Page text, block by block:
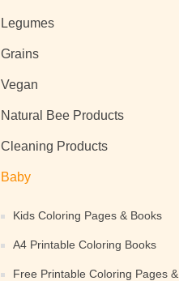
Legumes
Grains
Vegan
Natural Bee Products
Cleaning Products
Baby
Kids Coloring Pages & Books
A4 Printable Coloring Books
Free Printable Coloring Pages &